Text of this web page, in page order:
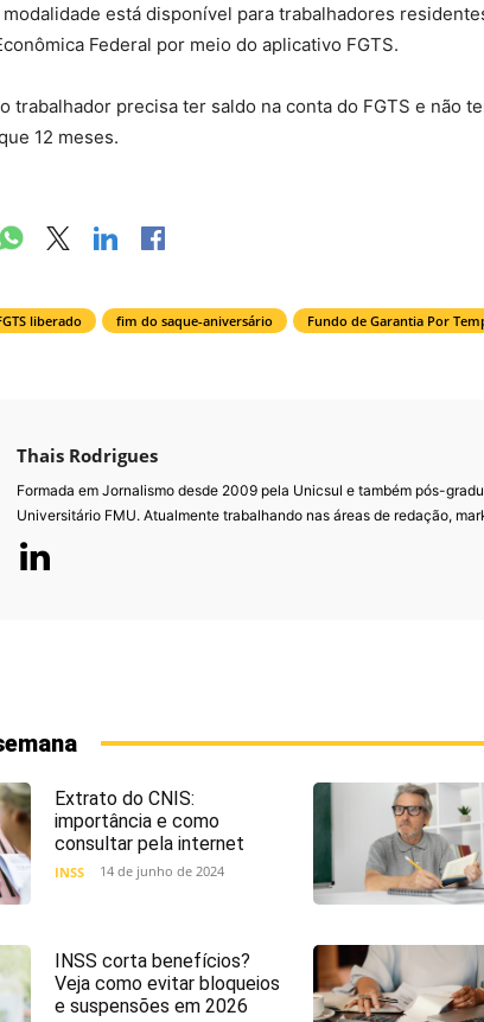
está disponível para trabalhadores
Federal por meio do aplicativo FGTS.
trabalhador precisa ter saldo na conta do FGTS e não
12 meses.
liberado fim do saque-aniversário Fundo de Garantia Por
Thais Rodrigues
Formada em Jornalismo desde 2009 pela Unicsul e também pós-
Universitário FMU. Atualmente trabalhando nas áreas de redação,
Extrato do CNIS:
importância e como
consultar pela internet
INSS 14 de junho de 2024
INSS corta benefícios?
Veja como evitar bloqueios
e suspensões em 2026